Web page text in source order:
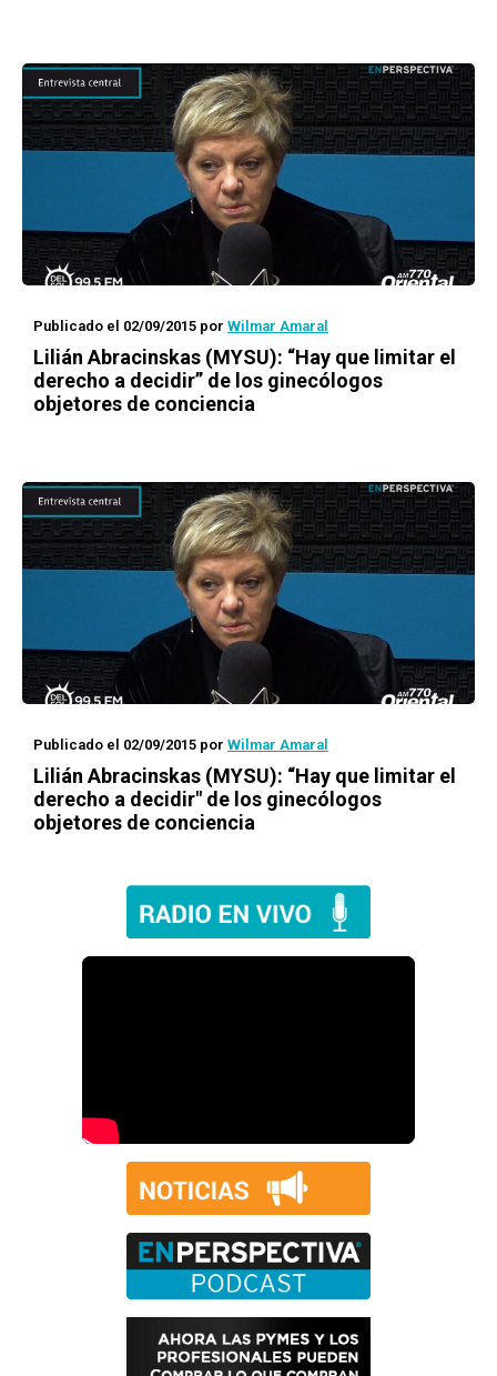
Publicado el 02/09/2015 por Wilmar Amaral
Lilián Abracinskas (MYSU): “Hay que limitar el
derecho a decidir” de los ginecólogos
objetores de conciencia
Publicado el 02/09/2015 por Wilmar Amaral
Lilián Abracinskas (MYSU): “Hay que limitar el
derecho a decidir" de los ginecólogos
objetores de conciencia